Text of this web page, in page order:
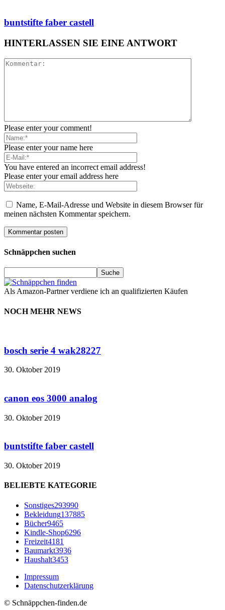
buntstifte faber castell
HINTERLASSEN SIE EINE ANTWORT
Please enter your comment!
Please enter your name here
You have entered an incorrect email address!
Please enter your email address here
Name, E-Mail-Adresse und Website in diesem Browser für
meinen nächsten Kommentar speichern.
Schnäppchen suchen
Als Amazon-Partner verdiene ich an qualifizierten Käufen
NOCH MEHR NEWS
bosch serie 4 wak28227
30. Oktober 2019
canon eos 3000 analog
30. Oktober 2019
buntstifte faber castell
30. Oktober 2019
BELIEBTE KATEGORIE
Sonstiges293990
Bekleidung137885
Bücher9465
Kindle-Shop6296
Freizeit4181
Baumarkt3936
Haushalt3453
Impressum
Datenschutzerklärung
© Schnäppchen-finden.de